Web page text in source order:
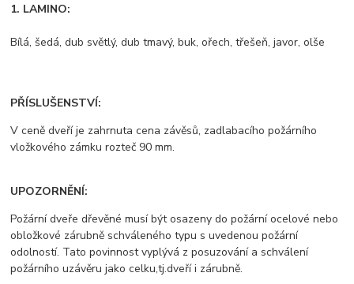
1. LAMINO:
Bílá, šedá, dub světlý, dub tmavý, buk, ořech, třešeň, javor, olše
PŘÍSLUŠENSTVÍ:
V ceně dveří je zahrnuta cena závěsů, zadlabacího požárního
vložkového zámku rozteč 90 mm.
UPOZORNĚNÍ:
Požární dveře dřevěné musí být osazeny do požární ocelové nebo
obložkové zárubně schváleného typu s uvedenou požární
odolností. Tato povinnost vyplývá z posuzování a schválení
požárního uzávěru jako celku,tj.dveří i zárubně.